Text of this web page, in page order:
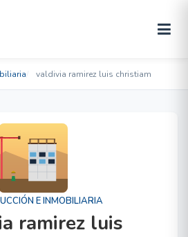
valdivia ramirez luis christiam
E INMOBILIARIA
ramirez luis